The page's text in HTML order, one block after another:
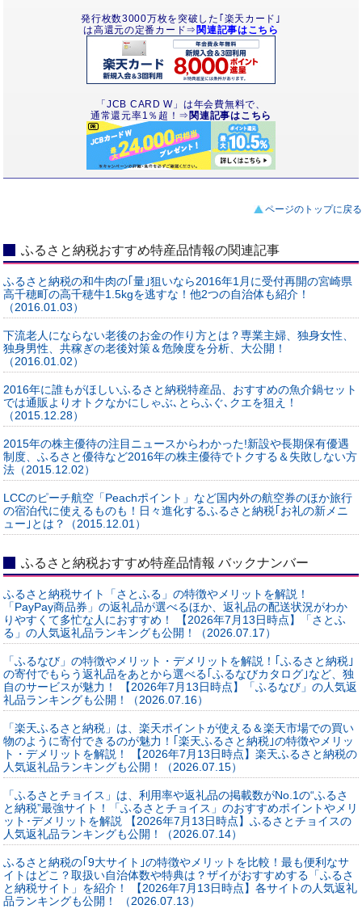
発行枚数3000万枚を突破した｢楽天カード｣
は高還元の定番カード⇒ 関連記事はこちら
「JCB CARD W」は年会費無料で、
通常還元率1％超！⇒ 関連記事はこちら
ページのトップに戻る
ふるさと納税おすすめ特産品情報の関連記事
ふるさと納税の和牛肉の｢量｣狙いなら2016年1月に受付再開の宮崎県
高千穂町の高千穂牛1.5kgを逃すな！他2つの自治体も紹介！
（2016.01.03）
下流老人にならない老後のお金の作り方とは？専業主婦、独身女性、
独身男性、共稼ぎの老後対策＆危険度を分析、大公開！
（2016.01.02）
2016年に誰もがほしいふるさと納税特産品、おすすめの魚介鍋セット
では通販よりオトクなかにしゃぶ､とらふぐ､クエを狙え！
（2015.12.28）
2015年の株主優待の注目ニュースからわかった!新設や長期保有優遇
制度、ふるさと優待など2016年の株主優待でトクする＆失敗しない方
法（2015.12.02）
LCCのピーチ航空「Peachポイント」など国内外の航空券のほか旅行
の宿泊代に使えるものも！日々進化するふるさと納税｢お礼の新メニ
ュー｣とは？（2015.12.01）
ふるさと納税おすすめ特産品情報 バックナンバー
ふるさと納税サイト「さとふる」の特徴やメリットを解説！
「PayPay商品券」の返礼品が選べるほか、返礼品の配送状況がわか
りやすくて多忙な人におすすめ！ 【2026年7月13日時点】「さとふ
る」の人気返礼品ランキングも公開！（2026.07.17）
「ふるなび」の特徴やメリット・デメリットを解説！｢ふるさと納税｣
の寄付でもらう返礼品をあとから選べる｢ふるなびカタログ｣など、独
自のサービスが魅力！ 【2026年7月13日時点】「ふるなび」の人気返
礼品ランキングも公開！（2026.07.16）
「楽天ふるさと納税」は、楽天ポイントが使える＆楽天市場での買い
物のように寄付できるのが魅力！｢楽天ふるさと納税｣の特徴やメリッ
ト・デメリットを解説！ 【2026年7月13日時点】楽天ふるさと納税の
人気返礼品ランキングも公開！（2026.07.15）
「ふるさとチョイス」は、利用率や返礼品の掲載数がNo.1の“ふるさ
と納税”最強サイト！「ふるさとチョイス」のおすすめポイントやメリ
ット･デメリットを解説 【2026年7月13日時点】ふるさとチョイスの
人気返礼品ランキングも公開！（2026.07.14）
ふるさと納税の｢9大サイト｣の特徴やメリットを比較！最も便利なサ
イトはどこ？取扱い自治体数や特典は？ザイがおすすめする「ふるさ
と納税サイト」を紹介！ 【2026年7月13日時点】各サイトの人気返礼
品ランキングも公開！ （2026.07.13）